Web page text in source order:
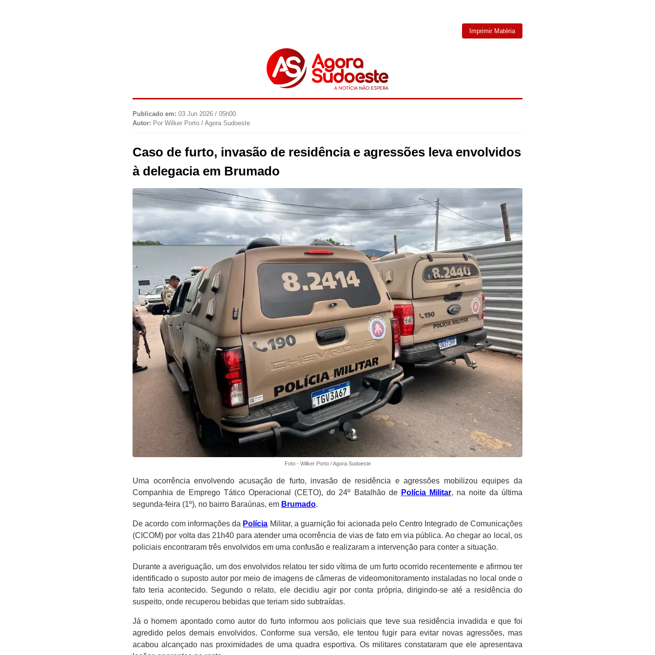
Imprimir Matéria
Publicado em: 03 Jun 2026 / 05h00
Autor: Por Wilker Porto / Agora Sudoeste
Caso de furto, invasão de residência e agressões leva envolvidos
à delegacia em Brumado
Foto - Wilker Porto / Agora Sudoeste
Uma ocorrência envolvendo acusação de furto, invasão de residência e agressões mobilizou equipes da
Companhia de Emprego Tático Operacional (CETO), do 24º Batalhão de Polícia Militar, na noite da última
segunda-feira (1º), no bairro Baraúnas, em Brumado.
De acordo com informações da Polícia Militar, a guarnição foi acionada pelo Centro Integrado de Comunicações
(CICOM) por volta das 21h40 para atender uma ocorrência de vias de fato em via pública. Ao chegar ao local, os
policiais encontraram três envolvidos em uma confusão e realizaram a intervenção para conter a situação.
Durante a averiguação, um dos envolvidos relatou ter sido vítima de um furto ocorrido recentemente e afirmou ter
identificado o suposto autor por meio de imagens de câmeras de videomonitoramento instaladas no local onde o
fato teria acontecido. Segundo o relato, ele decidiu agir por conta própria, dirigindo-se até a residência do
suspeito, onde recuperou bebidas que teriam sido subtraídas.
Já o homem apontado como autor do furto informou aos policiais que teve sua residência invadida e que foi
agredido pelos demais envolvidos. Conforme sua versão, ele tentou fugir para evitar novas agressões, mas
acabou alcançado nas proximidades de uma quadra esportiva. Os militares constataram que ele apresentava